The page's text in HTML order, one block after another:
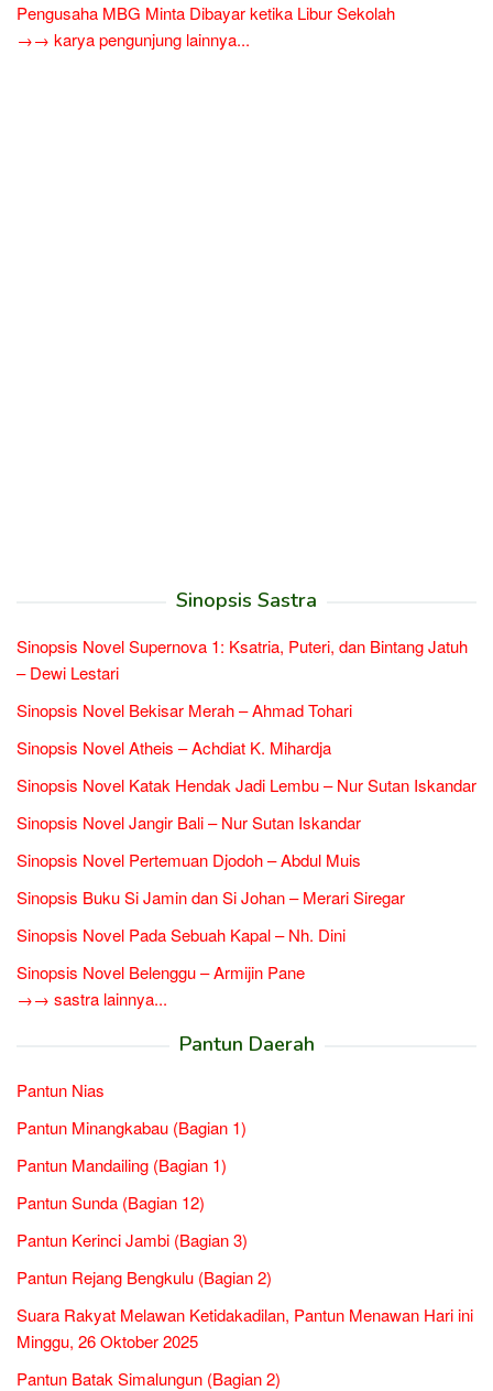
Pengusaha MBG Minta Dibayar ketika Libur Sekolah
→→ karya pengunjung lainnya...
Sinopsis Sastra
Sinopsis Novel Supernova 1: Ksatria, Puteri, dan Bintang Jatuh
– Dewi Lestari
Sinopsis Novel Bekisar Merah – Ahmad Tohari
Sinopsis Novel Atheis – Achdiat K. Mihardja
Sinopsis Novel Katak Hendak Jadi Lembu – Nur Sutan Iskandar
Sinopsis Novel Jangir Bali – Nur Sutan Iskandar
Sinopsis Novel Pertemuan Djodoh – Abdul Muis
Sinopsis Buku Si Jamin dan Si Johan – Merari Siregar
Sinopsis Novel Pada Sebuah Kapal – Nh. Dini
Sinopsis Novel Belenggu – Armijin Pane
→→ sastra lainnya...
Pantun Daerah
Pantun Nias
Pantun Minangkabau (Bagian 1)
Pantun Mandailing (Bagian 1)
Pantun Sunda (Bagian 12)
Pantun Kerinci Jambi (Bagian 3)
Pantun Rejang Bengkulu (Bagian 2)
Suara Rakyat Melawan Ketidakadilan, Pantun Menawan Hari ini
Minggu, 26 Oktober 2025
Pantun Batak Simalungun (Bagian 2)